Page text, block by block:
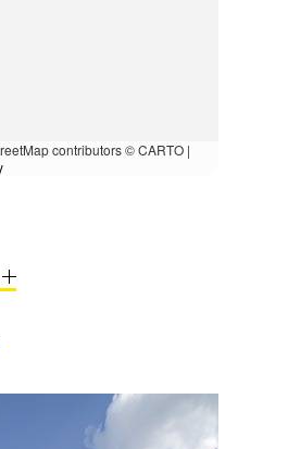
contributors © CARTO |